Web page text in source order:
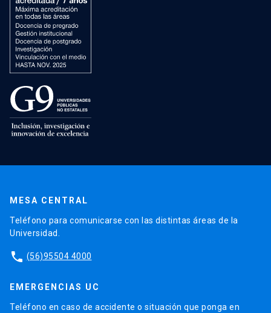
MESA CENTRAL
Teléfono para comunicarse con las distintas áreas de la
Universidad.
phone (56)95504 4000
EMERGENCIAS UC
Teléfono en caso de accidente o situación que ponga en